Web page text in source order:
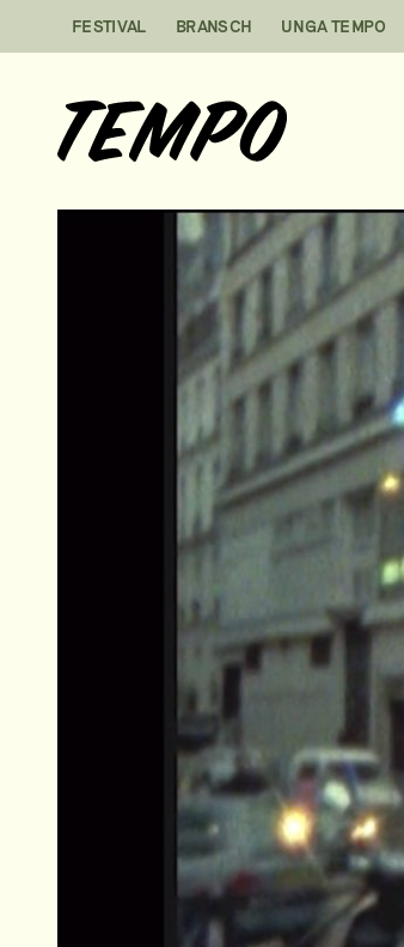
FESTIVAL BRANSCH UNGA TEMPO